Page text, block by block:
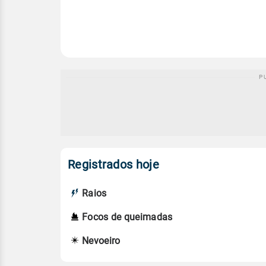
Registrados hoje
Raios
Focos de queimadas
Nevoeiro